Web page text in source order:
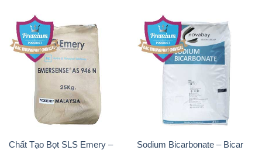
Chất Tạo Bọt SLS Emery –
Sodium Bicarbonate – Bicar